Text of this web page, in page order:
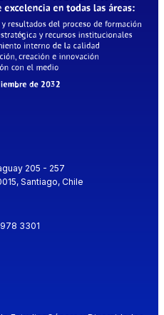
205 - 257
Santiago, Chile
3301